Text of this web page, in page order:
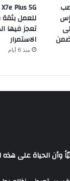
إس
ضمن
للعمل
تعجز فيها
الاستمرار
منذ 6 أيام
وأن الحياة على